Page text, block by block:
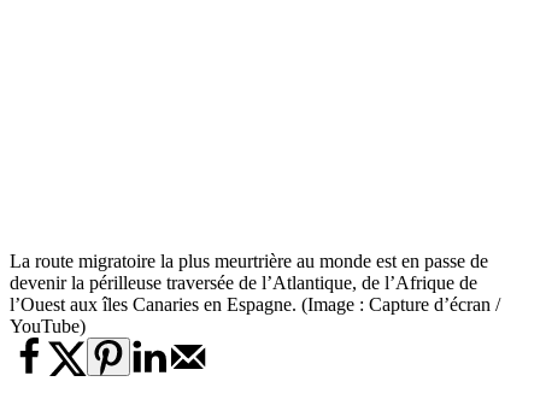
La route migratoire la plus meurtrière au monde est en passe de
devenir la périlleuse traversée de l’Atlantique, de l’Afrique de
l’Ouest aux îles Canaries en Espagne. (Image : Capture d’écran /
YouTube)